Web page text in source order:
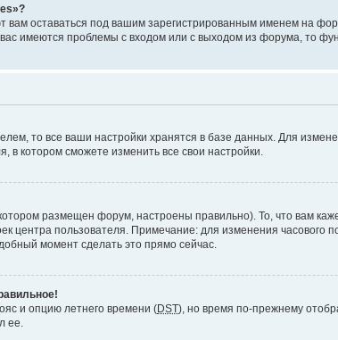
оставаться под вашим зарегистрированным именем на
имеются проблемы с входом или с выходом из форума, то
то все ваши настройки хранятся в базе данных. Для
в котором сможете изменить все свои настройки.
размещен форум, настроены правильно). То, что вам
центра пользователя. Примечание: для изменения
момент сделать это прямо сейчас.
и опцию летнего времени (DST), но время по-прежнему
ее.